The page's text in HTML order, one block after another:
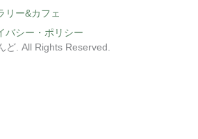
リー&カフェ
バシー・ポリシー
. All Rights Reserved.